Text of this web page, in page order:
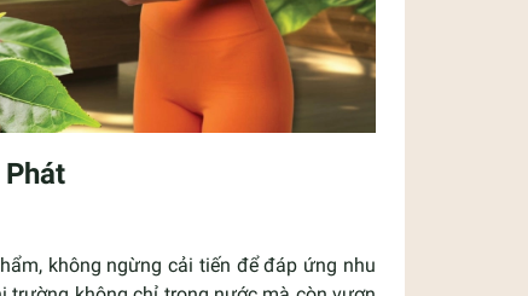
không ngừng cải tiến để đáp ứng nhu